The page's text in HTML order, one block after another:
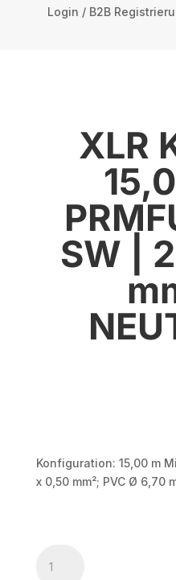
Login / B2B
XLR
SW |
Konfiguration: 15,00 m
x 0,50 mm²; PVC Ø 6,70
Kabel